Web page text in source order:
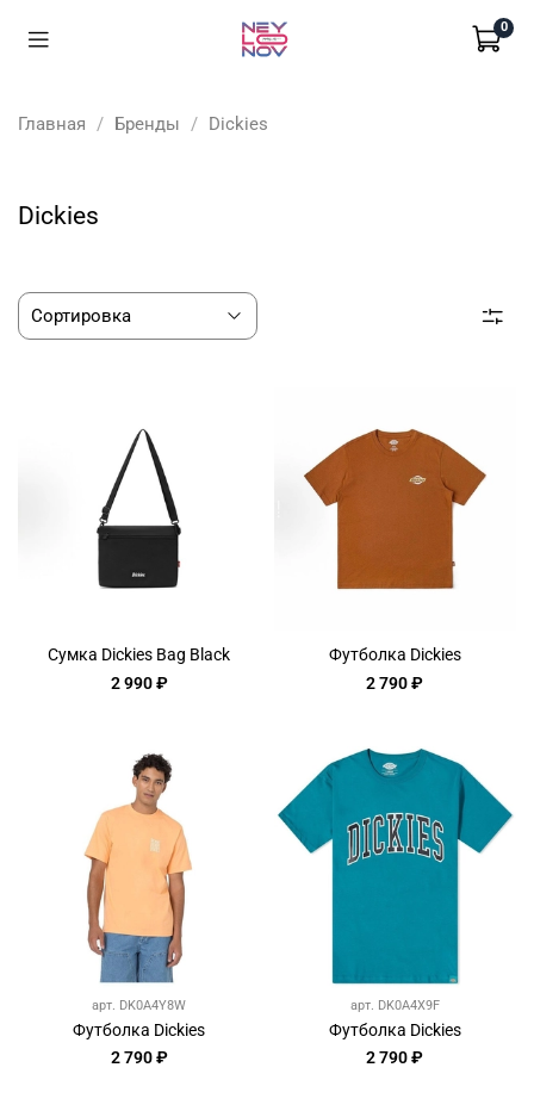
0
Главная Бренды Dickies
Dickies
Сумка Dickies Bag Black
2 990 ₽
Футболка Dickies
2 790 ₽
арт. DK0A4Y8W
Футболка Dickies
2 790 ₽
арт. DK0A4X9F
Футболка Dickies
2 790 ₽